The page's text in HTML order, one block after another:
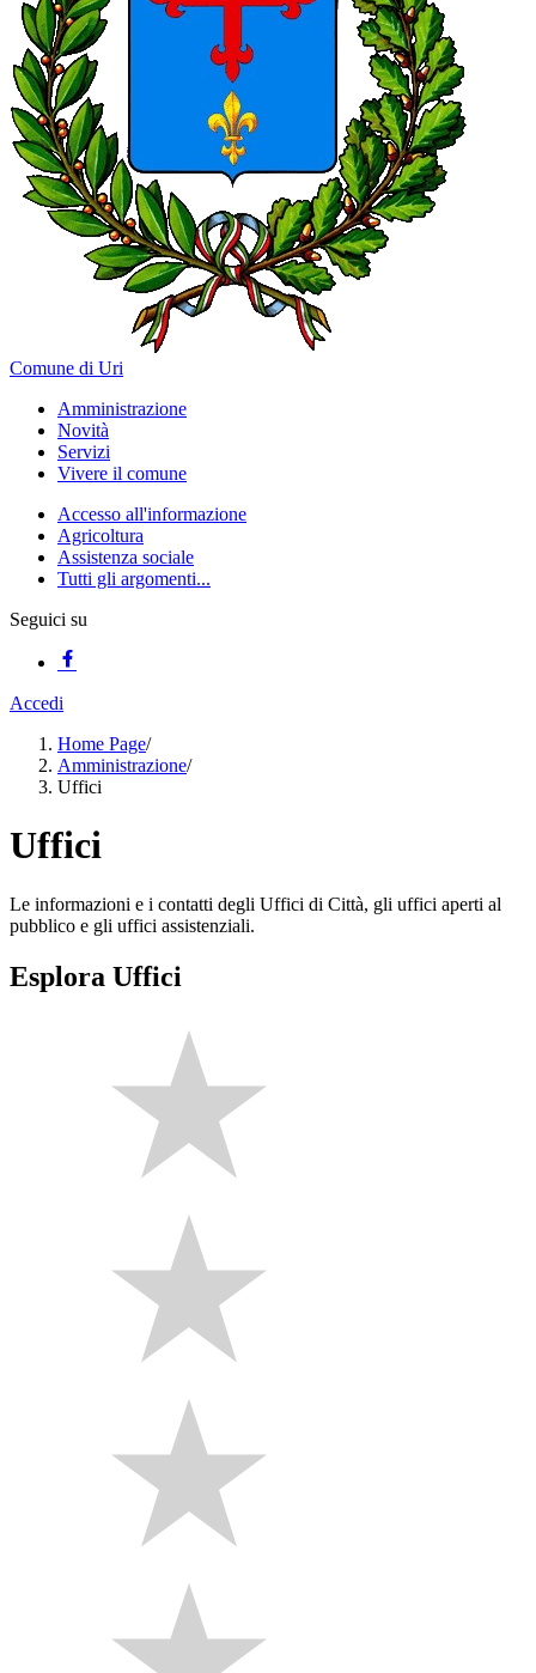
Comune di Uri
Amministrazione
Novità
Servizi
Vivere il comune
Accesso all'informazione
Agricoltura
Assistenza sociale
Tutti gli argomenti...
Seguici su
Accedi
Home Page/
Amministrazione/
Uffici
Uffici
Le informazioni e i contatti degli Uffici di Città, gli uffici aperti al
pubblico e gli uffici assistenziali.
Esplora Uffici